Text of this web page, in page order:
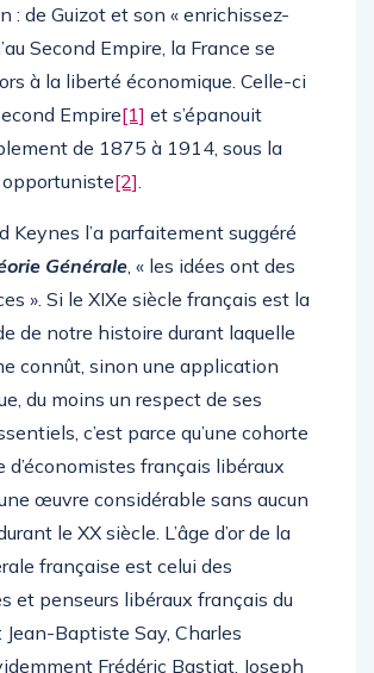
: de Guizot et son « enrichissez-
Second Empire, la France se
à la liberté économique. Celle-ci
Empire[1] et s’épanouit
de 1875 à 1914, sous la
[2]
Keynes l’a parfaitement suggéré
Générale , « les idées ont des
». Si le XIXe siècle français est la
de notre histoire durant laquelle
connût, sinon une application
du moins un respect de ses
c’est parce qu’une cohorte
français libéraux
œuvre considérable sans aucun
le XX siècle. L’âge d’or de la
française est celui des
et penseurs libéraux français du
Jean-Baptiste Say, Charles
Frédéric Bastiat, Joseph